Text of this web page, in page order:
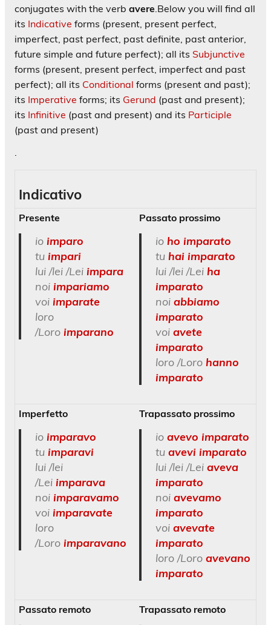
conjugates with the verb avere Below you will find all
its Indicative forms (present, present perfect,
imperfect, past perfect, past definite, past anterior,
future simple and future perfect); all its Subjunctive
forms (present, present perfect, imperfect and past
perfect); all its Conditional forms (present and past);
its Imperative forms; its Gerund (past and present);
its Infinitive (past and present) and its Participle
(past and present)
Indicativo
Presente
io imparo
tu impari
lui /lei /Lei impara
noi impariamo
voi imparate
loro
/Loro imparano
Passato prossimo
io ho imparato
tu hai imparato
lui /lei /Lei ha
imparato
noi abbiamo
imparato
voi avete
imparato
loro /Loro hanno
imparato
Imperfetto
io imparavo
tu imparavi
lui /lei
/Lei imparava
noi imparavamo
voi imparavate
loro
/Loro imparavano
Trapassato prossimo
io avevo imparato
tu avevi imparato
lui /lei /Lei aveva
imparato
noi avevamo
imparato
voi avevate
imparato
loro /Loro avevano
imparato
Passato remoto Trapassato remoto